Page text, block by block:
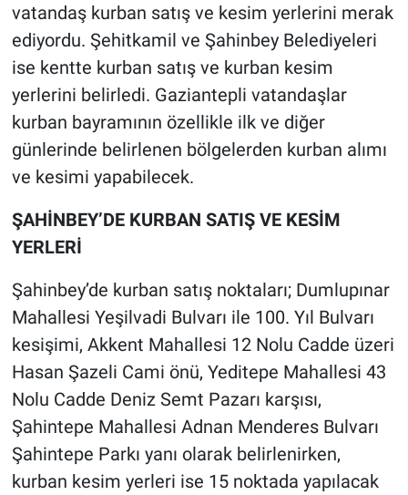
vatandaş kurban satış ve kesim yerlerini merak
ediyordu. Şehitkamil ve Şahinbey Belediyeleri
ise kentte kurban satış ve kurban kesim
yerlerini belirledi. Gaziantepli vatandaşlar
kurban bayramının özellikle ilk ve diğer
günlerinde belirlenen bölgelerden kurban alımı
ve kesimi yapabilecek.
ŞAHİNBEY’DE KURBAN SATIŞ VE KESİM
YERLERİ
Şahinbey’de kurban satış noktaları; Dumlupınar
Mahallesi Yeşilvadi Bulvarı ile 100. Yıl Bulvarı
kesişimi, Akkent Mahallesi 12 Nolu Cadde üzeri
Hasan Şazeli Cami önü, Yeditepe Mahallesi 43
Nolu Cadde Deniz Semt Pazarı karşısı,
Şahintepe Mahallesi Adnan Menderes Bulvarı
Şahintepe Parkı yanı olarak belirlenirken,
kurban kesim yerleri ise 15 noktada yapılacak